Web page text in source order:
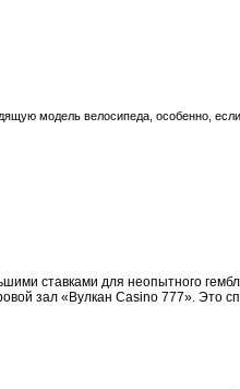
модель велосипеда, особенно,
ставками для неопытного
зал «Вулкан Casino 777».